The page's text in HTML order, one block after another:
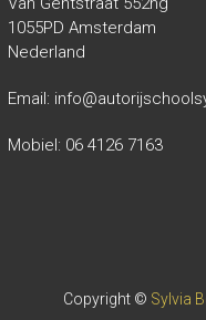
1055PD Amsterdam
Nederland
Email:
Mobiel: 06 4126 7163
Copyright © Sylvia